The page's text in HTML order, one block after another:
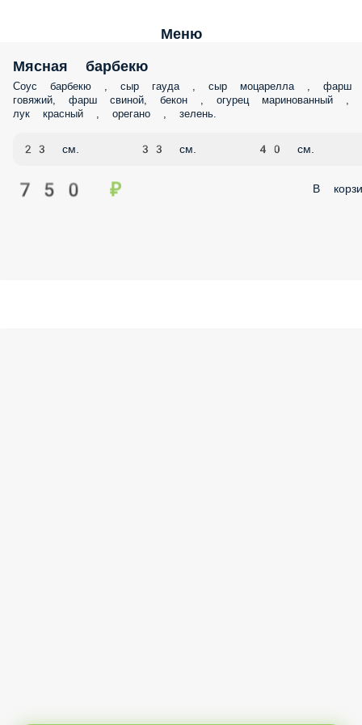
Меню
Мясная барбекю
Соус барбекю , сыр гауда , сыр моцарелла , фарш
говяжий, фарш свиной, бекон , огурец маринованный ,
лук красный , орегано , зелень.
23 см. 33 см. 40 см.
750 ₽ В